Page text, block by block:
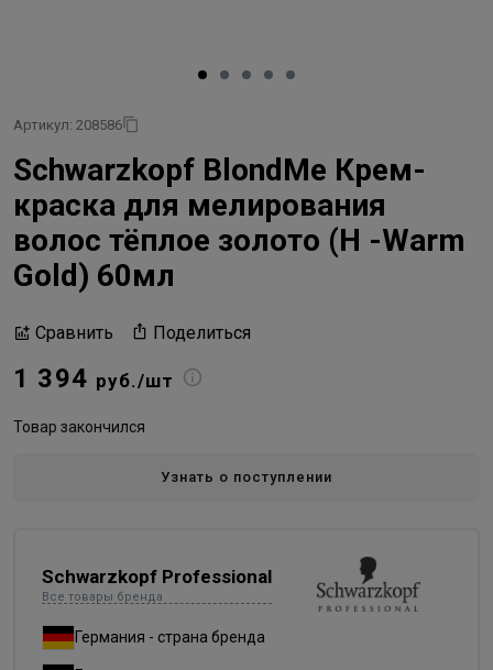
Артикул: 208586
Schwarzkopf BlondMe Крем-
краска для мелирования
волос тёплое золото (H -Warm
Gold) 60мл
Сравнить Поделиться
1 394 руб./шт
Товар закончился
Узнать о поступлении
Schwarzkopf Professional
Все товары бренда
Германия - страна бренда